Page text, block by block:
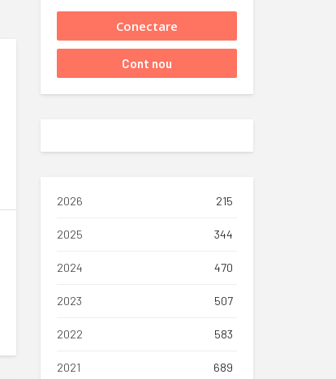
2026 215
2025 344
2024 470
2023 507
2022 583
2021 689